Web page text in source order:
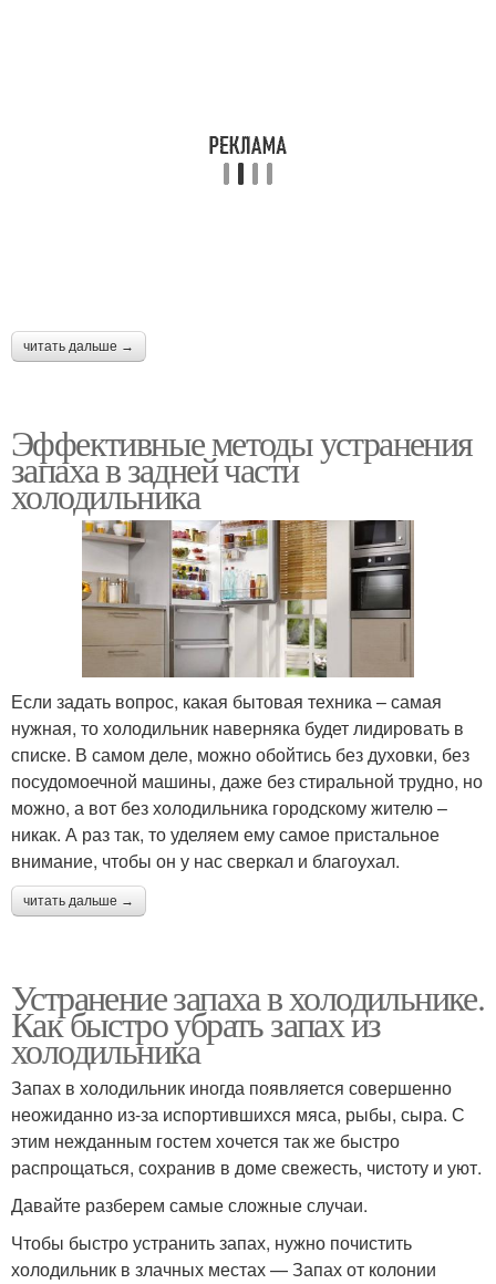
читать дальше →
Эффективные методы устранения
запаха в задней части
холодильника
Если задать вопрос, какая бытовая техника – самая
нужная, то холодильник наверняка будет лидировать в
списке. В самом деле, можно обойтись без духовки, без
посудомоечной машины, даже без стиральной трудно, но
можно, а вот без холодильника городскому жителю –
никак. А раз так, то уделяем ему самое пристальное
внимание, чтобы он у нас сверкал и благоухал.
читать дальше →
Устранение запаха в холодильнике.
Как быстро убрать запах из
холодильника
Запах в холодильник иногда появляется совершенно
неожиданно из-за испортившихся мяса, рыбы, сыра. С
этим нежданным гостем хочется так же быстро
распрощаться, сохранив в доме свежесть, чистоту и уют.
Давайте разберем самые сложные случаи.
Чтобы быстро устранить запах, нужно почистить
холодильник в злачных местах — Запах от колонии